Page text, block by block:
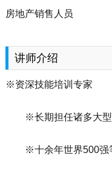
房地产销售人员
讲师介绍
※资深技能培训专家
※长期担任诸多大型
※十余年世界500强